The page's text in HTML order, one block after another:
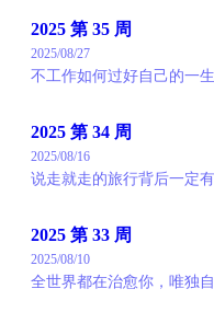
2025 第 35 周
2025/08/27
不工作如何过好自己的一生
2025 第 34 周
2025/08/16
说走就走的旅行背后一定
2025 第 33 周
2025/08/10
全世界都在治愈你，唯独